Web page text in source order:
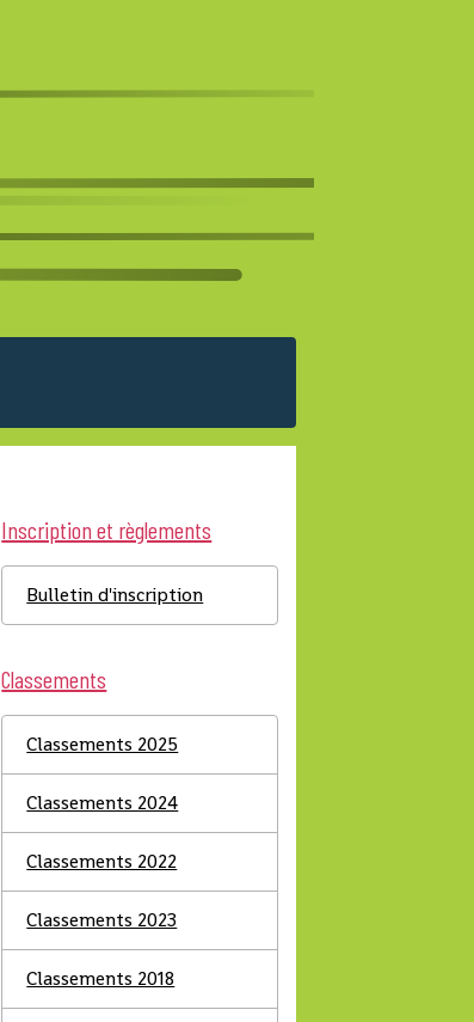
Inscription et règlements
Bulletin d'inscription
Classements
Classements 2025
Classements 2024
Classements 2022
Classements 2023
Classements 2018